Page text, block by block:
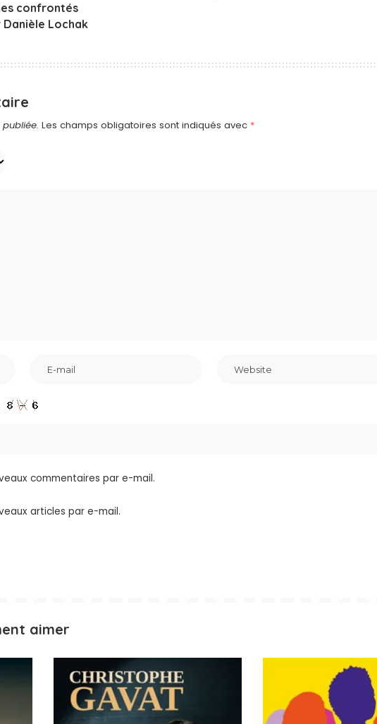
confrontés
Danièle Lochak
Les champs obligatoires sont indiqués avec *
commentaires par e-mail.
articles par e-mail.
aimer